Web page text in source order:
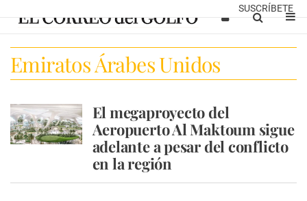
SUSCRÍBETE
Emiratos Árabes Unidos
El megaproyecto del
Aeropuerto Al Maktoum sigue
adelante a pesar del conflicto
en la región